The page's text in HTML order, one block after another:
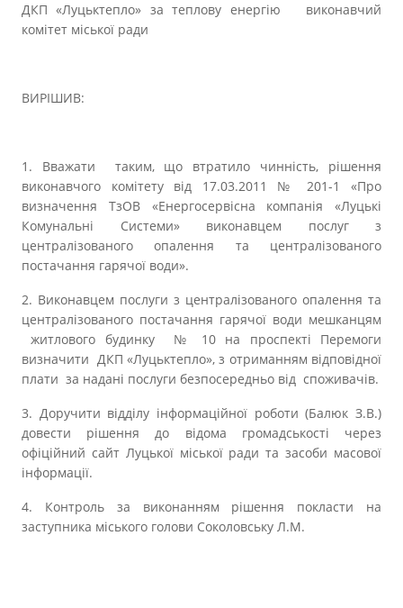
ДКП «Луцьктепло» за теплову енергію виконавчий
комітет міської ради
ВИРІШИВ:
1. Вважати таким, що втратило чинність, рішення
виконавчого комітету від 17.03.2011 № 201-1 «Про
визначення ТзОВ «Енергосервісна компанія «Луцькі
Комунальні Системи» виконавцем послуг з
централізованого опалення та централізованого
постачання гарячої води».
2. Виконавцем послуги з централізованого опалення та
централізованого постачання гарячої води мешканцям
житлового будинку № 10 на проспекті Перемоги
визначити ДКП «Луцьктепло», з отриманням відповідної
плати за надані послуги безпосередньо від споживачів.
3. Доручити відділу інформаційної роботи (Балюк З.В.)
довести рішення до відома громадськості через
офіційний сайт Луцької міської ради та засоби масової
інформації.
4. Контроль за виконанням рішення покласти на
заступника міського голови Соколовську Л.М.